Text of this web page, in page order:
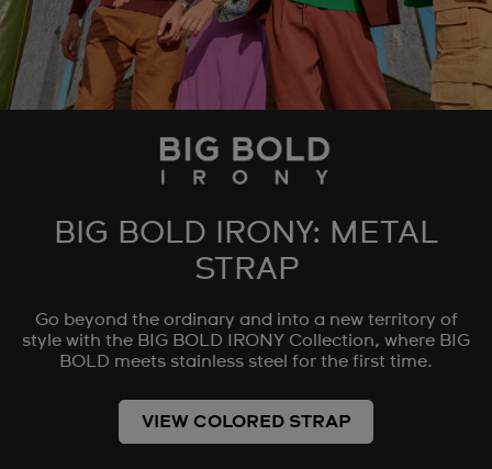
BIG BOLD IRONY: METAL
STRAP
Go beyond the ordinary and into a new territory of
style with the BIG BOLD IRONY Collection, where BIG
BOLD meets stainless steel for the first time.
VIEW COLORED STRAP